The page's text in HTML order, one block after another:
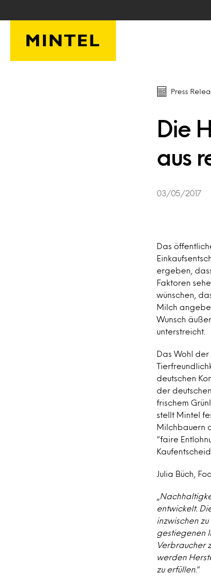
Press
Die
aus
03/05/2017
Das
ergeben,
Faktoren
wünschen,
Milch
Wunsch
unterstreicht.
Das Wohl
deutschen
der
frischem
stellt Mintel
Milchbauern
“faire
Julia Büch,
entwickelt.
inzwischen
gestiegenen
Verbraucher
werden
zu erfüllen. “